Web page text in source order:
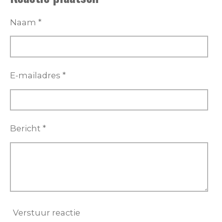
n
e
n
Naam *
E-mailadres *
Bericht *
Verstuur reactie